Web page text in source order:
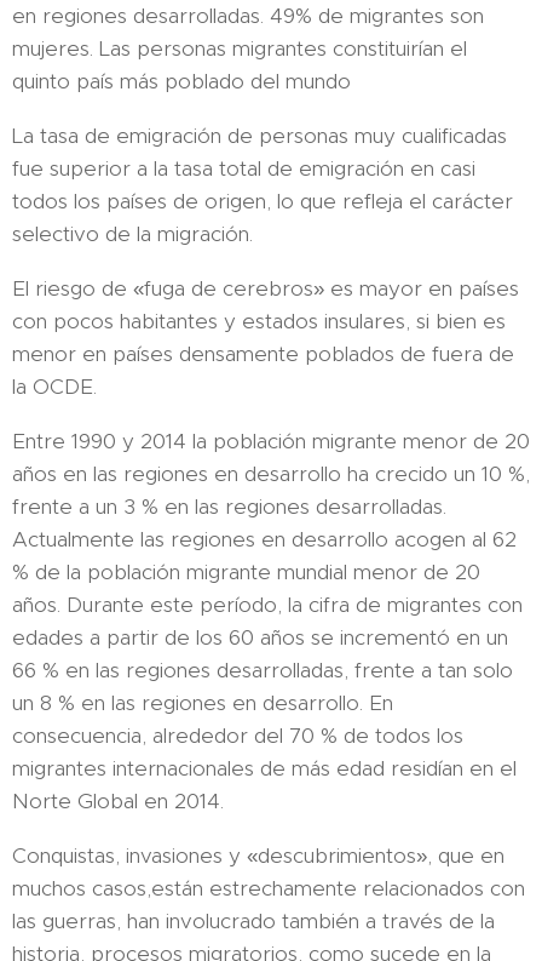
en regiones desarrolladas. 49% de migrantes son
mujeres. Las personas migrantes constituirían el
quinto país más poblado del mundo
La tasa de emigración de personas muy cualificadas
fue superior a la tasa total de emigración en casi
todos los países de origen, lo que refleja el carácter
selectivo de la migración.
El riesgo de «fuga de cerebros» es mayor en países
con pocos habitantes y estados insulares, si bien es
menor en países densamente poblados de fuera de
la OCDE.
Entre 1990 y 2014 la población migrante menor de 20
años en las regiones en desarrollo ha crecido un 10 %,
frente a un 3 % en las regiones desarrolladas.
Actualmente las regiones en desarrollo acogen al 62
% de la población migrante mundial menor de 20
años. Durante este período, la cifra de migrantes con
edades a partir de los 60 años se incrementó en un
66 % en las regiones desarrolladas, frente a tan solo
un 8 % en las regiones en desarrollo. En
consecuencia, alrededor del 70 % de todos los
migrantes internacionales de más edad residían en el
Norte Global en 2014.
Conquistas, invasiones y «descubrimientos», que en
muchos casos,están estrechamente relacionados con
las guerras, han involucrado también a través de la
historia, procesos migratorios, como sucede en la